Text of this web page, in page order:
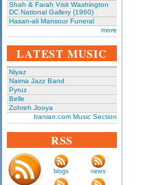
Shah & Farah Visit Washington
DC National Gallery (1960)
Hasan-ali Mansour Funeral
more
LATEST MUSIC
Niyaz
Naima Jazz Band
Pyruz
Belle
Zohreh Jooya
Iranian.com Music Section
RSS
blogs news